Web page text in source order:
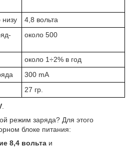
4,8 вольта
около 500
около 1÷2% в год
300 mA
27 гр.
.
режим заряда? Для этого
блоке питания:
8,4 вольта и